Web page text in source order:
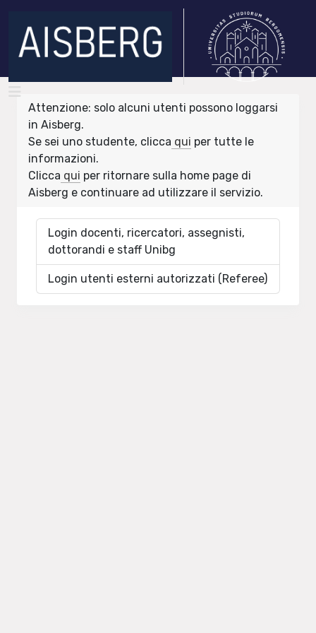
Attenzione: solo alcuni utenti possono loggarsi
in Aisberg.
Se sei uno studente, clicca qui per tutte le
informazioni.
Clicca qui per ritornare sulla home page di
Aisberg e continuare ad utilizzare il servizio.
Login docenti, ricercatori, assegnisti,
dottorandi e staff Unibg
Login utenti esterni autorizzati (Referee)